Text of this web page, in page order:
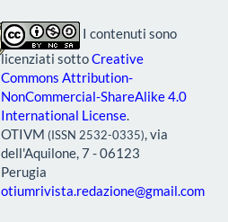
I contenuti sono
licenziati sottoCreative
Commons Attribution-
NonCommercial-ShareAlike 4.0
International License.
OTIVM (ISSN 2532-0335), via
dell'Aquilone, 7 - 06123
Perugia
otiumrivista.redazione@gmail.com